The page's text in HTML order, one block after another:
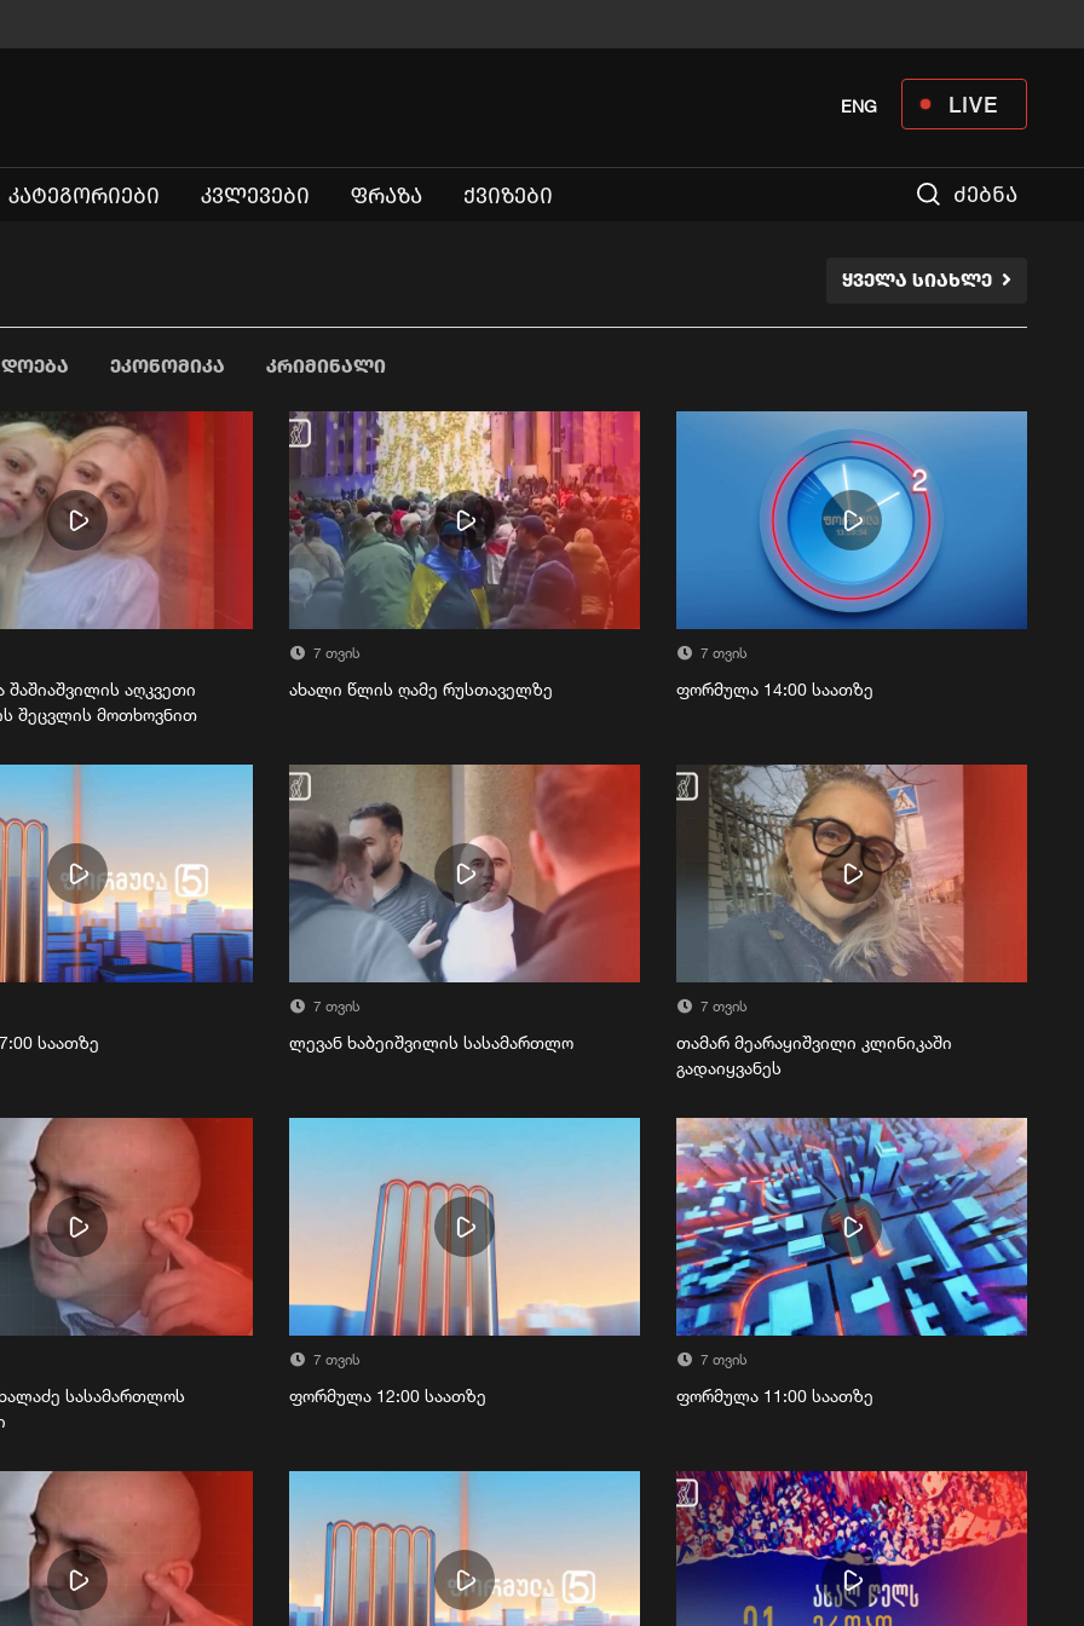
LIVE
ENG
ᲙᲐᲢᲔᲒᲝᲠᲘᲔᲑᲘ ᲙᲕᲚᲔᲕᲔᲑᲘ ᲤᲠᲐᲖᲐ ᲥᲕᲘᲖᲔᲑᲘ ძებნა
ᲧᲕᲔᲚᲐ ᲡᲘᲐᲮᲚᲔ
ᲔᲙᲝᲜᲝᲛᲘᲙᲐ ᲙᲠᲘᲛᲘᲜᲐᲚᲘ
შაშიაშვილის აღკვეთი
შეცვლის მოთხოვნით
7 თვის
ახალი წლის ღამე რუსთაველზე
7 თვის
ფორმულა 14:00 საათზე
საათზე
7 თვის
ლევან ხაბეიშვილის სასამართლო
7 თვის
თამარ მეარაყიშვილი კლინიკაში
გადაიყვანეს
სასამართლოს
7 თვის
ფორმულა 12:00 საათზე
7 თვის
ფორმულა 11:00 საათზე